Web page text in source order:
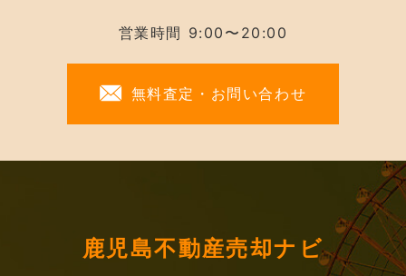
営業時間 9:00〜20:00
無料査定・お問い合わせ
鹿児島不動産売却ナビ